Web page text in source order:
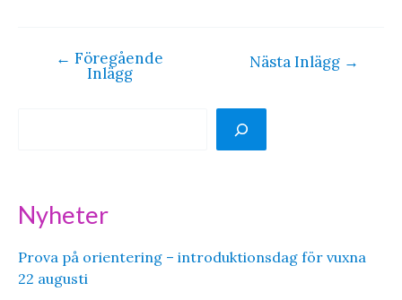
Inläggsnavigering
← Föregående
Inlägg
Nästa Inlägg →
Nyheter
Prova på orientering – introduktionsdag för vuxna
22 augusti